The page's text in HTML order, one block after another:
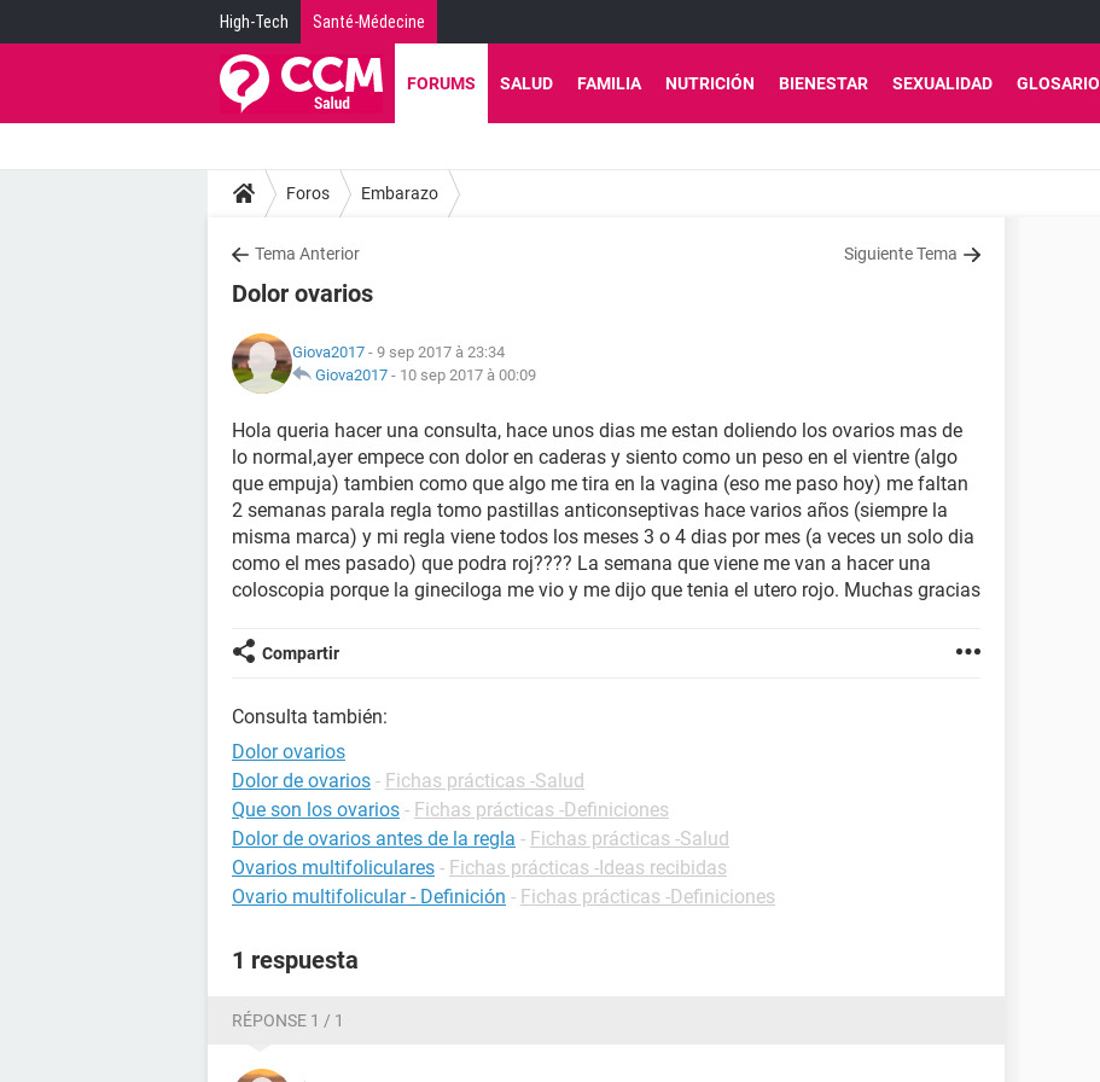
High-Tech Santé-Médecine
FORUMS SALUD FAMILIA NUTRICIÓN BIENESTAR SEXUALIDAD GLOSARIO
Foros Embarazo
Tema Anterior Siguiente Tema
Dolor ovarios
Giova2017 - 9 sep 2017 à 23:34
Giova2017 - 10 sep 2017 à 00:09
Hola queria hacer una consulta, hace unos dias me estan doliendo los ovarios mas de
lo normal,ayer empece con dolor en caderas y siento como un peso en el vientre (algo
que empuja) tambien como que algo me tira en la vagina (eso me paso hoy) me faltan
2 semanas parala regla tomo pastillas anticonseptivas hace varios años (siempre la
misma marca) y mi regla viene todos los meses 3 o 4 dias por mes (a veces un solo dia
como el mes pasado) que podra roj???? La semana que viene me van a hacer una
coloscopia porque la gineciloga me vio y me dijo que tenia el utero rojo. Muchas gracias
Compartir
Consulta también:
Dolor ovarios
Dolor de ovarios - Fichas prácticas -Salud
Que son los ovarios - Fichas prácticas -Definiciones
Dolor de ovarios antes de la regla - Fichas prácticas -Salud
Ovarios multifoliculares - Fichas prácticas -Ideas recibidas
Ovario multifolicular - Definición - Fichas prácticas -Definiciones
1 respuesta
RÉPONSE 1 / 1